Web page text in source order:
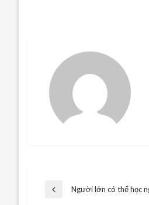
Điều
Previous
Người lớn có thể học